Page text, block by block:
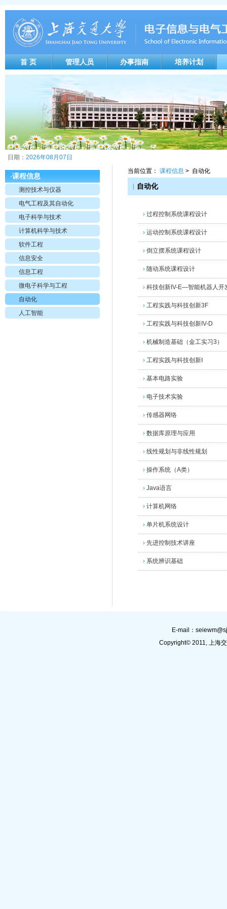
首 页 管理人员 办事指南 培养计划
日期： 2026年08月07日
·课程信息
测控技术与仪器
电气工程及其自动化
电子科学与技术
计算机科学与技术
软件工程
信息安全
信息工程
微电子科学与工程
自动化
人工智能
当前位置：课程信息 > 自动化
自动化
› 过程控制系统课程设计
› 运动控制系统课程设计
› 倒立摆系统课程设计
› 随动系统课程设计
› 科技创新IV-E—智能机器人开
› 工程实践与科技创新3F
› 工程实践与科技创新IV-D
› 机械制造基础（金工实习3）
› 工程实践与科技创新Ⅰ
› 基本电路实验
› 电子技术实验
› 传感器网络
› 数据库原理与应用
› 线性规划与非线性规划
› 操作系统（A类）
› Java语言
› 计算机网络
› 单片机系统设计
› 先进控制技术讲座
› 系统辨识基础
E-mail：
Copyright© 2011, 上海